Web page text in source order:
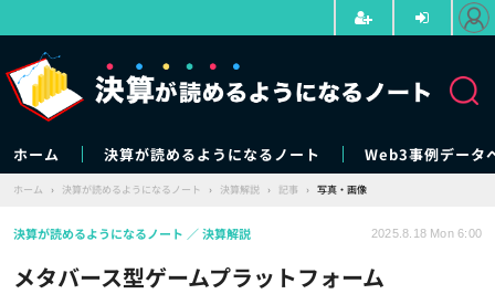
ホーム 決算が読めるようになるノート Web3事例データ
ホーム › 決算が読めるようになるノート › 決算解説 › 記事 › 写真・画像
メタバース型ゲームプラットフォーム
決算が読めるようになるノート 決算解説 2025.8.18 Mon 6:00